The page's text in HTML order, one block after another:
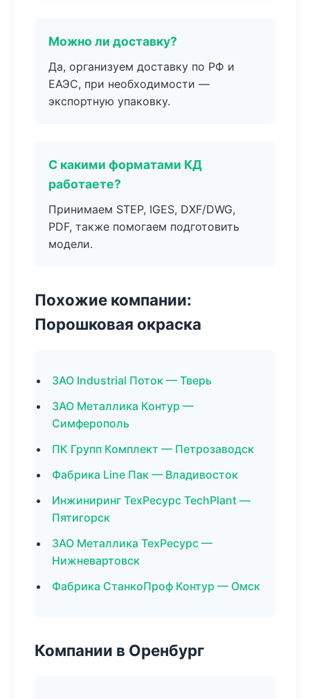
Можно ли доставку?
Да, организуем доставку по РФ и
ЕАЭС, при необходимости —
экспортную упаковку.
С какими форматами КД
работаете?
Принимаем STEP, IGES, DXF/DWG,
PDF, также помогаем подготовить
модели.
Похожие компании:
Порошковая окраска
ЗАО Industrial Поток — Тверь
ЗАО Металлика Контур —
Симферополь
ПК Групп Комплект — Петрозаводск
Фабрика Line Пак — Владивосток
Инжиниринг ТехРесурс TechPlant —
Пятигорск
ЗАО Металлика ТехРесурс —
Нижневартовск
Фабрика СтанкоПроф Контур — Омск
Компании в Оренбург